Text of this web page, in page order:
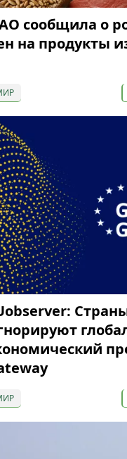
сообщила о
на продукты